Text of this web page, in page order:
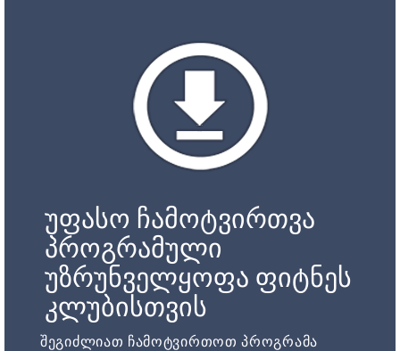
უფასო ჩამოტვირთვა
პროგრამული
უზრუნველყოფა ფიტნეს
კლუბისთვის
შეგიძლიათ ჩამოტვირთოთ პროგრამა